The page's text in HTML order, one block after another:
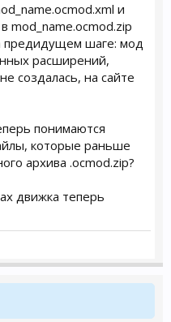
и
mod_name.ocmod.zip
предидущем шаге: мод
расширений,
создалась, на сайте
понимаются
которые раньше
архива .ocmod.zip?
движка теперь